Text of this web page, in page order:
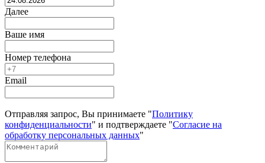
Далее
Ваше имя
Номер телефона
Email
Отправляя запрос, Вы принимаете "Политику
конфиденциальности" и подтверждаете "Согласие на
обработку персональных данных"